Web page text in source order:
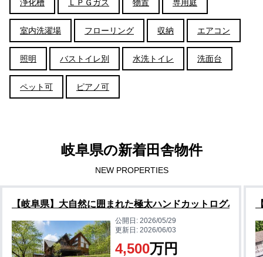
浄化槽 ＬＰＧガス 物置 専用庭
室内洗濯場 フローリング 収納 エアコン
照明 バストイレ別 水洗トイレ 洗面台
ペット可 ピアノ可
岐阜県の新着田舎物件
NEW PROPERTIES
【岐阜県】大自然に囲まれた極太ハンドカットログハウ
公開日:2026/05/29
更新日:2026/06/03
4,500万円